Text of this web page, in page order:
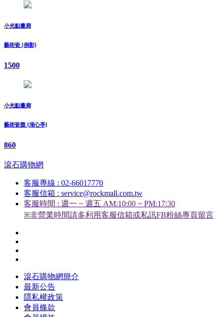
小光點畫廊
藝術瓷 [倒影]
1500
小光點畫廊
藝術瓷盤 [湖心亭]
860
滾石購物網
客服專線 : 02-66017770
客服信箱 : service@rockmall.com.tw
客服時間 : 週一 ~ 週五 AM:10:00 ~ PM:17:30
※非營業時間請多利用客服信箱或私訊FB粉絲專頁留言
滾石購物網簡介
最新公告
隱私權政策
會員條款